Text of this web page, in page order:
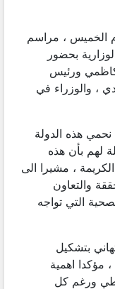
الخميس ، مراسم
بحضور
ورئيس
، والوزراء في
نحمي هذه الدولة
لهم بأن هذه
، مشيرا الى
والتعاون
التي تواجه
بتشكيل
مؤكدا اهمية
ورغم كل